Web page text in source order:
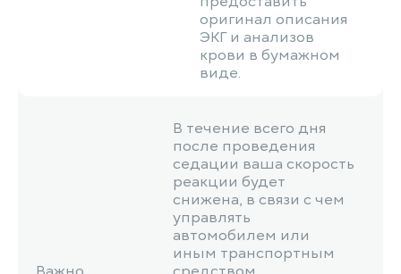
оригинал описания
ЭКГ и анализов
крови в бумажном
виде.
В течение всего дня
после проведения
седации ваша скорость
реакции будет
снижена, в связи с чем
управлять
автомобилем или
иным транспортным